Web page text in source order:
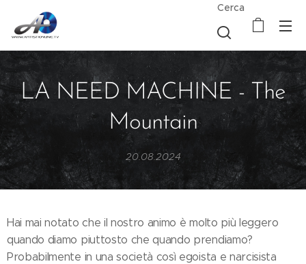
Cerca
LA NEED MACHINE - The
Mountain
20.08.2024
Hai mai notato che il nostro animo è molto più leggero
quando diamo piuttosto che quando prendiamo?
Probabilmente in una società così egoista e narcisista